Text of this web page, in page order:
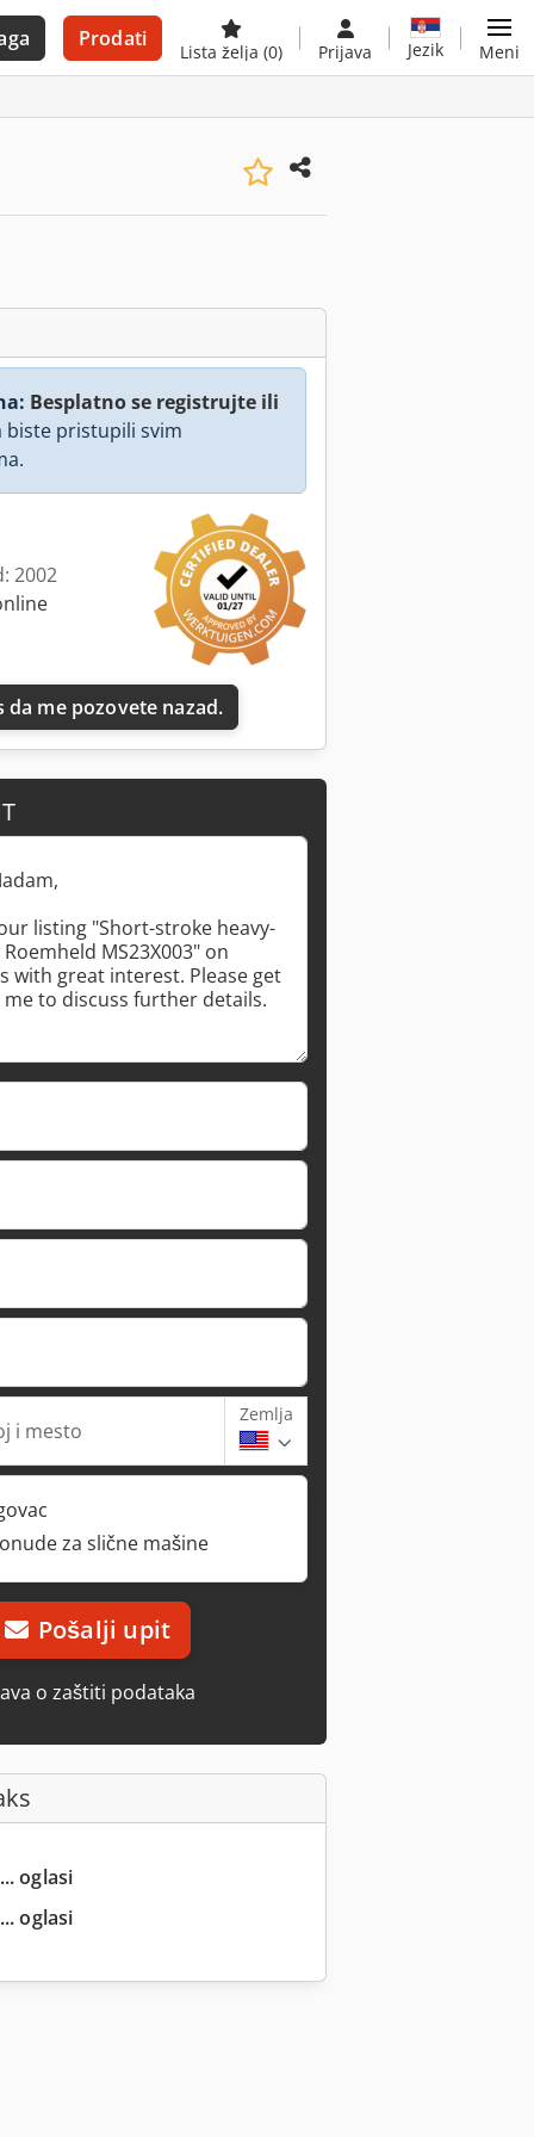
Prodati
Lista želja (0) Prijava Jezik Meni
Besplatno se registrujte ili
biste pristupili svim
2002
da me pozovete nazad.
i mesto
Zemlja
za slične mašine
Pošalji upit
o zaštiti podataka
oglasi
oglasi